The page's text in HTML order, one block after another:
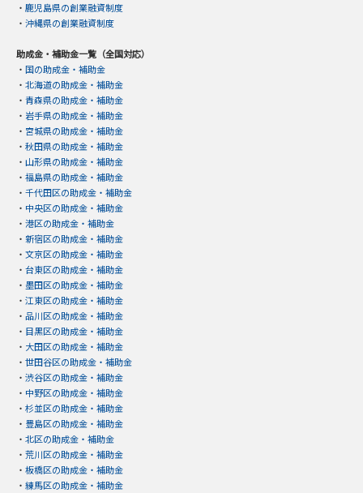
・ 鹿児島県の創業融資制度
・ 沖縄県の創業融資制度
助成金・補助金一覧（全国対応）
・ 国の助成金・補助金
・ 北海道の助成金・補助金
・ 青森県の助成金・補助金
・ 岩手県の助成金・補助金
・ 宮城県の助成金・補助金
・ 秋田県の助成金・補助金
・ 山形県の助成金・補助金
・ 福島県の助成金・補助金
・ 千代田区の助成金・補助金
・ 中央区の助成金・補助金
・ 港区の助成金・補助金
・ 新宿区の助成金・補助金
・ 文京区の助成金・補助金
・ 台東区の助成金・補助金
・ 墨田区の助成金・補助金
・ 江東区の助成金・補助金
・ 品川区の助成金・補助金
・ 目黒区の助成金・補助金
・ 大田区の助成金・補助金
・ 世田谷区の助成金・補助金
・ 渋谷区の助成金・補助金
・ 中野区の助成金・補助金
・ 杉並区の助成金・補助金
・ 豊島区の助成金・補助金
・ 北区の助成金・補助金
・ 荒川区の助成金・補助金
・ 板橋区の助成金・補助金
・ 練馬区の助成金・補助金